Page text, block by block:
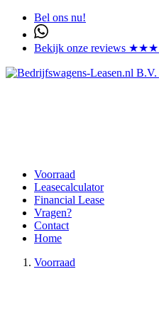
Bel ons nu!
Bekijk onze reviews
Voorraad
Leasecalculator
Financial Lease
Vragen?
Contact
Home
Voorraad